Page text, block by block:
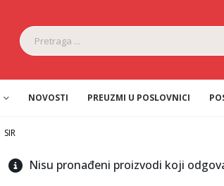
NOVOSTI PREUZMI U POSLOVNICI
SIR
Nisu pronađeni proizvodi koji